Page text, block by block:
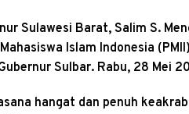
Sulawesi Barat, Salim S.
Islam Indonesia
Sulbar. Rabu, 28 Mei
hangat dan penuh